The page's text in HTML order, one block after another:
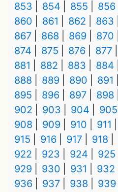
853
854 855 856
860
861 862 863
867
868 869 870
874
875 876 877
881
882 883 884
888
889 890 891
895
896 897 898
902
903 904 905
908
909 910 911
915
916 917 918
922
923 924 925
929
930 931 932
936
937 938 939